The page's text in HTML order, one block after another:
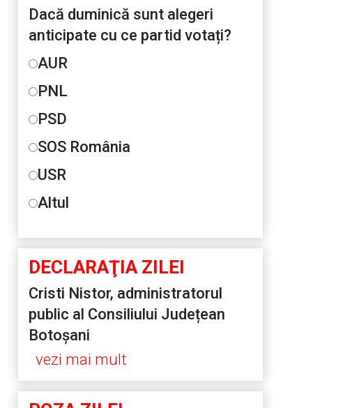
Dacă duminică sunt alegeri
anticipate cu ce partid votați?
AUR
PNL
PSD
SOS România
USR
Altul
DECLARAŢIA ZILEI
Cristi Nistor, administratorul
public al Consiliului Județean
Botoșani
vezi mai mult